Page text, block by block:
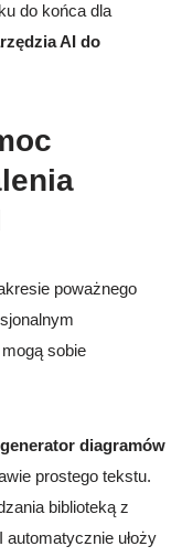
do końca dla
AI do
poważnego
sobie
generator diagramów
prostego tekstu.
biblioteką z
automatycznie ułoży